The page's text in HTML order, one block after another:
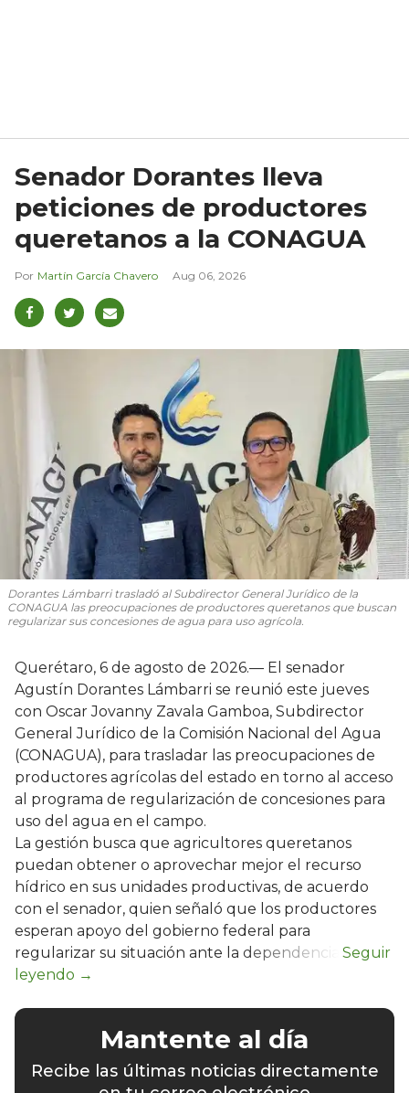
Senador Dorantes lleva
peticiones de productores
queretanos a la CONAGUA
Martín García Chavero Aug 06, 2026
Dorantes Lámbarri trasladó al Subdirector General Jurídico de la
CONAGUA las preocupaciones de productores queretanos que buscan
regularizar sus concesiones de agua para uso agrícola.
Querétaro, 6 de agosto de 2026.— El senador
Agustín Dorantes Lámbarri se reunió este jueves
con Oscar Jovanny Zavala Gamboa, Subdirector
General Jurídico de la Comisión Nacional del Agua
(CONAGUA), para trasladar las preocupaciones de
productores agrícolas del estado en torno al acceso
al programa de regularización de concesiones para
uso del agua en el campo.
La gestión busca que agricultores queretanos
puedan obtener o aprovechar mejor el recurso
hídrico en sus unidades productivas, de acuerdo
con el senador, quien señaló que los productores
esperan apoyo del gobierno federal para
regularizar su situación ante la dependencia.
Mantente al día
Recibe las últimas noticias directamente